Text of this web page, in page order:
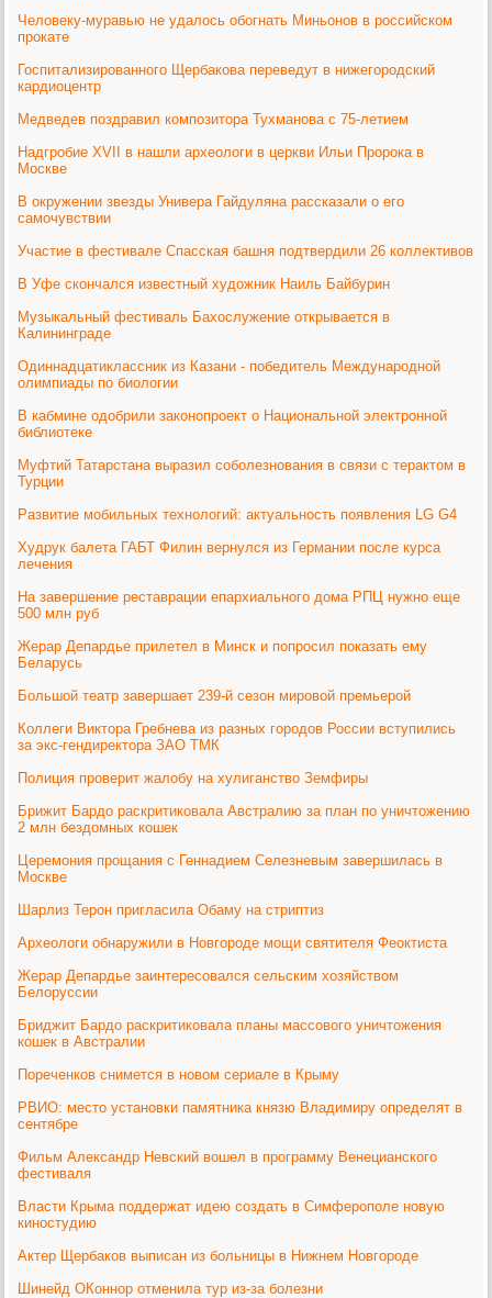
Человеку-муравью не удалось обогнать Миньонов в российском
прокате
Госпитализированного Щербакова переведут в нижегородский
кардиоцентр
Медведев поздравил композитора Тухманова с 75-летием
Надгробие XVII в нашли археологи в церкви Ильи Пророка в
Москве
В окружении звезды Универа Гайдуляна рассказали о его
самочувствии
Участие в фестивале Спасская башня подтвердили 26 коллективов
В Уфе скончался известный художник Наиль Байбурин
Музыкальный фестиваль Бахослужение открывается в
Калининграде
Одиннадцатиклассник из Казани - победитель Международной
олимпиады по биологии
В кабмине одобрили законопроект о Национальной электронной
библиотеке
Муфтий Татарстана выразил соболезнования в связи с терактом в
Турции
Развитие мобильных технологий: актуальность появления LG G4
Худрук балета ГАБТ Филин вернулся из Германии после курса
лечения
На завершение реставрации епархиального дома РПЦ нужно еще
500 млн руб
Жерар Депардье прилетел в Минск и попросил показать ему
Беларусь
Большой театр завершает 239-й сезон мировой премьерой
Коллеги Виктора Гребнева из разных городов России вступились
за экс-гендиректора ЗАО ТМК
Полиция проверит жалобу на хулиганство Земфиры
Брижит Бардо раскритиковала Австралию за план по уничтожению
2 млн бездомных кошек
Церемония прощания с Геннадием Селезневым завершилась в
Москве
Шарлиз Терон пригласила Обаму на стриптиз
Археологи обнаружили в Новгороде мощи святителя Феоктиста
Жерар Депардье заинтересовался сельским хозяйством
Белоруссии
Бриджит Бардо раскритиковала планы массового уничтожения
кошек в Австралии
Пореченков снимется в новом сериале в Крыму
РВИО: место установки памятника князю Владимиру определят в
сентябре
Фильм Александр Невский вошел в программу Венецианского
фестиваля
Власти Крыма поддержат идею создать в Симферополе новую
киностудию
Актер Щербаков выписан из больницы в Нижнем Новгороде
Шинейд ОКоннор отменила тур из-за болезни